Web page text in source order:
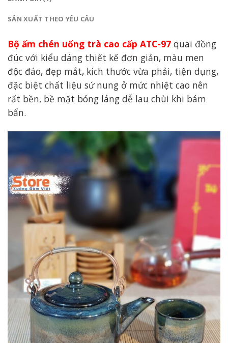
SẢN XUẤT THEO YÊU CÂU
Bộ ấm chén uống trà cao cấp ATC-97 quai đồng
đúc với kiểu dáng thiết kế đơn giản, màu men
độc đáo, đẹp mắt, kích thước vừa phải, tiện dụng,
đặc biệt chất liệu sứ nung ở mức nhiệt cao nên
rất bền, bề mặt bóng láng dễ lau chùi khi bám
bẩn.